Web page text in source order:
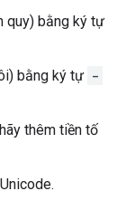
quy) bằng ký tự
bằng ký tự -
thêm tiền tố